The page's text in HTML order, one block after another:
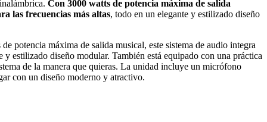
Con 3000 watts de potencia máxima de salida
las frecuencias más altas, todo en un elegante y estilizado diseño
potencia máxima de salida musical, este sistema de audio integra
y estilizado diseño modular. También está equipado con una práctica
de la manera que quieras. La unidad incluye un micrófono
con un diseño moderno y atractivo.